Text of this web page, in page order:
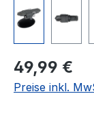
Regulärer Preis:
49,99 €
Preise inkl.